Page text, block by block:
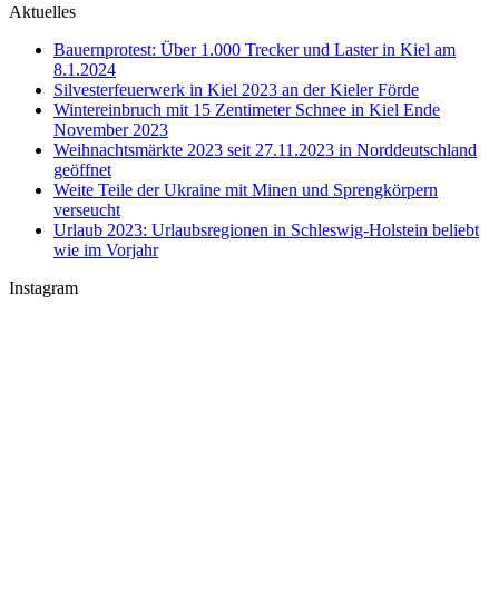
Aktuelles
Bauernprotest: Über 1.000 Trecker und Laster in Kiel am
8.1.2024
Silvesterfeuerwerk in Kiel 2023 an der Kieler Förde
Wintereinbruch mit 15 Zentimeter Schnee in Kiel Ende
November 2023
Weihnachtsmärkte 2023 seit 27.11.2023 in Norddeutschland
geöffnet
Weite Teile der Ukraine mit Minen und Sprengkörpern
verseucht
Urlaub 2023: Urlaubsregionen in Schleswig-Holstein beliebt
wie im Vorjahr
Instagram